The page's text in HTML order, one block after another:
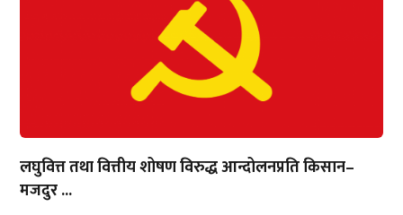
लघुवित्त तथा वित्तीय शोषण विरुद्ध आन्दोलनप्रति किसान–
मजदुर ...